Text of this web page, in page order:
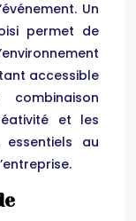
Un
permet de
accessible
et les
au